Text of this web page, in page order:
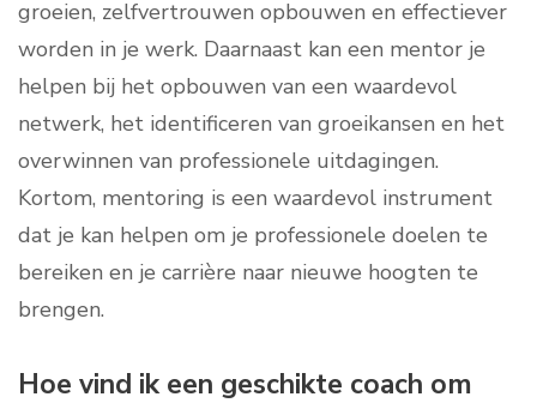
groeien, zelfvertrouwen opbouwen en effectiever
worden in je werk. Daarnaast kan een mentor je
helpen bij het opbouwen van een waardevol
netwerk, het identificeren van groeikansen en het
overwinnen van professionele uitdagingen.
Kortom, mentoring is een waardevol instrument
dat je kan helpen om je professionele doelen te
bereiken en je carrière naar nieuwe hoogten te
brengen.
Hoe vind ik een geschikte coach om